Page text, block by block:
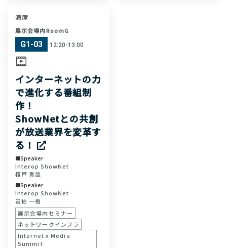
満席
展示会場内RoomG
G1-03 12:20-13:00
インターネットの力
で進化する番組制
作！
ShowNetとの共創
が放送業界を変革す
る！
Speaker
Interop ShowNet
榎戸 真哉
Speaker
Interop ShowNet
岩佐 一樹
展示会場内セミナー
ネットワークインフラ
Internet x Media
Summit